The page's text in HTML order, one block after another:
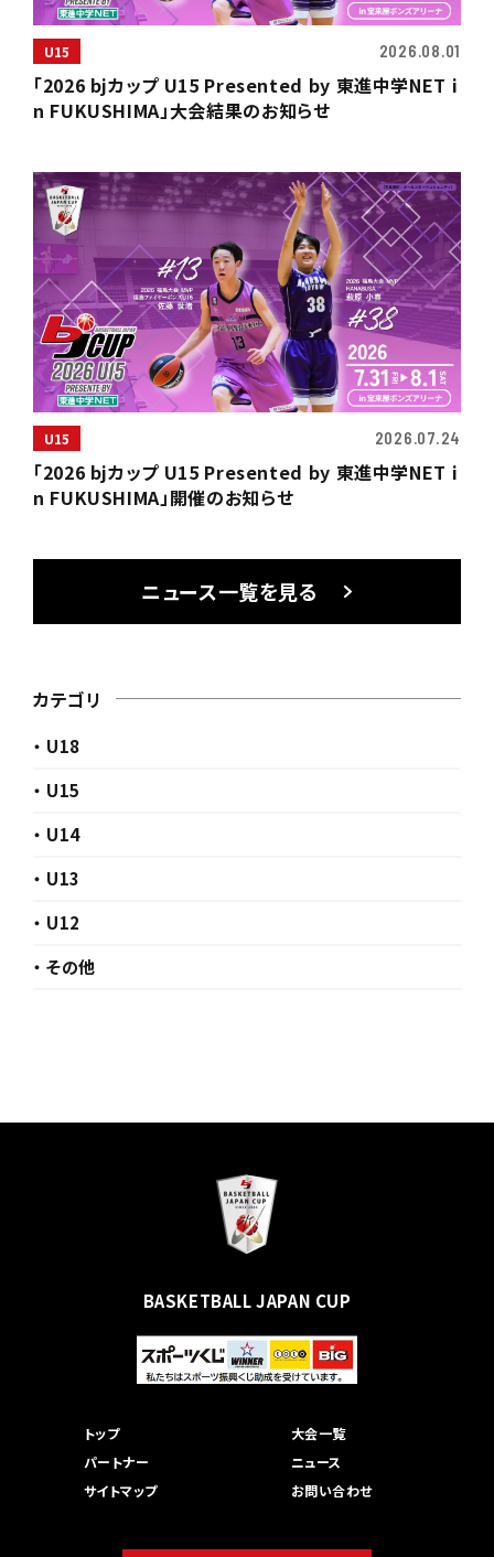
U15 2026.08.01
「2026 bjカップ U15 Presented by 東進中学NET i
n FUKUSHIMA」大会結果のお知らせ
U15 2026.07.24
「2026 bjカップ U15 Presented by 東進中学NET i
n FUKUSHIMA」開催のお知らせ
ニュース一覧を見る
カテゴリ
・ U18
・ U15
・ U14
・ U13
・ U12
・ その他
BASKETBALL JAPAN CUP
トップ
大会一覧
パートナー
ニュース
サイトマップ
お問い合わせ